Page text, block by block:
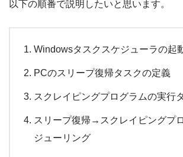
以下の順番で説明したいと思います。
Windowsタスクスケジューラの起
PCのスリープ復帰タスクの定義
スクレイピングプログラムの実行
スリープ復帰→スクレイピングプ
ジューリング